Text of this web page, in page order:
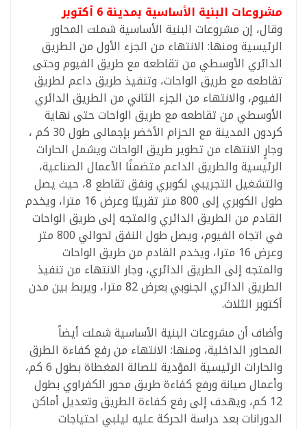
مشروعات البنية الأساسية بمدينة 6 أكتوبر
وقال، إن مشروعات البنية الأساسية شملت المحاور
الرئيسية ومنها: الانتهاء من الجزء الأول من الطريق
الدائري الأوسطي من تقاطعه مع طريق الفيوم وحتى
تقاطعه مع طريق الواحات، وتنفيذ طريق داعم لطريق
الفيوم، والانتهاء من الجزء الثاني من الطريق الدائري
الأوسطي من تقاطعه مع طريق الواحات حتى نهاية
كردون المدينة مع الحزام الأخضر بإجمالى طول 30 كم ،
وجارٍ الانتهاء من تطوير طريق الواحات ويشمل الحارات
الرئيسية والطريق الداعم متضمنًا الأعمال الصناعية،
والتشغيل التجريبي لكوبري ونفق تقاطع 8، حيث يصل
طول الكوبري إلى 800 متر تقريبًا وعرض 16 مترا، ويخدم
القادم من الطريق الدائري والمتجه إلى طريق الواحات
في اتجاه الفيوم، ويصل طول النفق لحوالي 800 متر
وعرض 16 مترا، ويخدم القادم من طريق الواحات
والمتجه إلى الطريق الدائري، وجار الانتهاء من تنفيذ
الطريق الدائري الجنوبي بعرض 82 مترا، ويربط بين مدن
أكتوبر الثلاث.
وأضاف أن مشروعات البنية الأساسية شملت أيضاً
المحاور الداخلية، ومنها: الانتهاء من رفع كفاءة الطرق
والحارات الرئيسية المؤدية للصالة المغطاة بطول 6 كم،
وأعمال صيانة ورفع كفاءة طريق محور الكفراوي بطول
12 كم، ويهدف إلى رفع كفاءة الطريق وتعديل أماكن
الدورانات بعد دراسة الحركة عليه ليلبي احتياجات